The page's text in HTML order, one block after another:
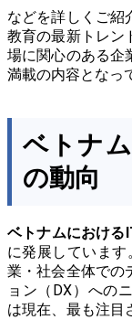
てのRabiloo
Rabilooの社員
新入社員向け
などを詳しくご紹
教育の最新トレン
場に関心のある企
満載の内容となっ
ベトナ
の動向
ベトナムにおける
に発展していま
業・社会全体での
ョン（DX）への
は現在、最も注目